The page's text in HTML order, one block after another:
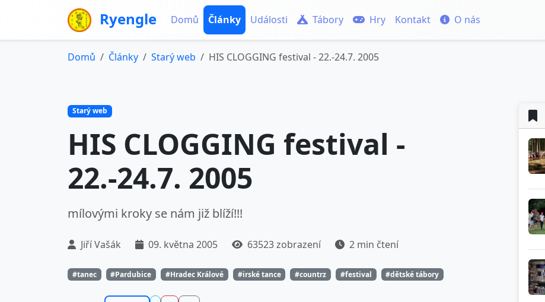
Ryengle Domů Články Události Tábory Hry Kontakt O nás
Domů Články Starý web HIS CLOGGING festival - 22.-24.7. 2005
Starý web
HIS CLOGGING festival -
22.-24.7. 2005
mílovými kroky se nám již blíží!!!
Jiří Vašák 09. května 2005 63523 zobrazení 2 min čtení
#tanec #Pardubice #Hradec Králové #irské tance #countrz #festival #dětské tábory